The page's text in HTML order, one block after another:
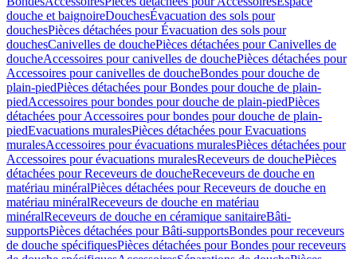
douche et baignoireDouchesÉvacuation des sols pour
douchesPièces détachées pour Évacuation des sols pour
douchesCanivelles de douchePièces détachées pour Canivelles de
doucheAccessoires pour canivelles de douchePièces détachées pour
Accessoires pour canivelles de doucheBondes pour douche de
plain-piedPièces détachées pour Bondes pour douche de plain-
piedAccessoires pour bondes pour douche de plain-piedPièces
détachées pour Accessoires pour bondes pour douche de plain-
piedEvacuations muralesPièces détachées pour Evacuations
muralesAccessoires pour évacuations muralesPièces détachées pour
Accessoires pour évacuations muralesReceveurs de douchePièces
détachées pour Receveurs de doucheReceveurs de douche en
matériau minéralPièces détachées pour Receveurs de douche en
matériau minéralReceveurs de douche en matériau
minéralReceveurs de douche en céramique sanitaireBâti-
supportsPièces détachées pour Bâti-supportsBondes pour receveurs
de douche spécifiquesPièces détachées pour Bondes pour receveurs